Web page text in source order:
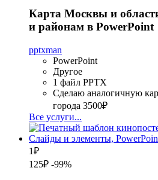
Карта Москвы и
и районам в PowerPoint
pptxman
PowerPoint
Другое
1 файл PPTX
Сделаю аналогичную
города 3500₽
Все услуги...
1₽
125₽ -99%